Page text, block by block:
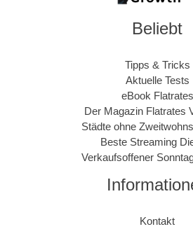
Beliebt
Tipps & Tricks
Aktuelle Tests
eBook Flatrates
Der Magazin Flatrates
Städte ohne
Beste Streaming
Verkaufsoffener
Kontakt